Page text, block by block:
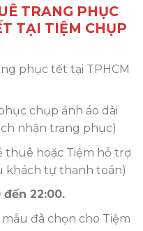
TRANG PHỤC
TẠI TIỆM CHỤP
phục tết tại TPHCM
chụp ảnh áo dài
nhận trang phục)
thuê hoặc Tiệm hỗ trợ
khách tự thanh toán)
đến 22:00.
đã chọn cho Tiệm